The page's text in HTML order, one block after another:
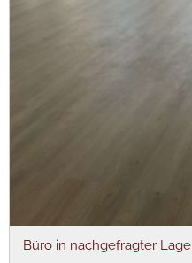
Büro in nachgefragter Lage